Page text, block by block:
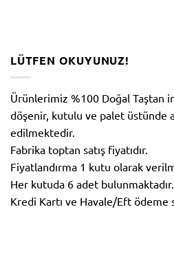
LÜTFEN OKUYUNUZ!
Ürünlerimiz %100 Doğal Taştan
döşenir, kutulu ve palet üstünde
edilmektedir.
Fabrika toptan satış fiyatıdır.
Fiyatlandırma 1 kutu olarak
Her kutuda 6 adet bulunmaktadır.
Kredi Kartı ve Havale/Eft ödeme